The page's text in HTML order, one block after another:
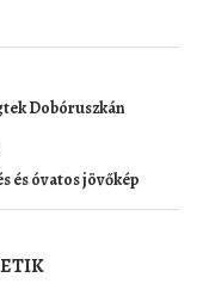
Dobóruszkán
és óvatos jövőkép